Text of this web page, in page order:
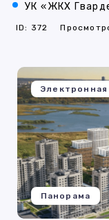
УК «ЖКХ
ID: 372
Панорама